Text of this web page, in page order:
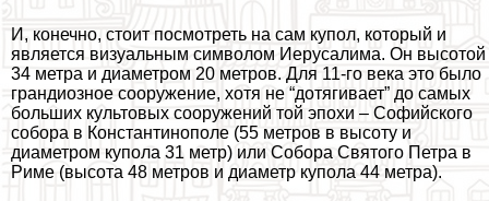
И, конечно, стоит посмотреть на сам купол, который и
является визуальным символом Иерусалима. Он высотой
34 метра и диаметром 20 метров. Для 11-го века это было
грандиозное сооружение, хотя не “дотягивает” до самых
больших культовых сооружений той эпохи – Софийского
собора в Константинополе (55 метров в высоту и
диаметром купола 31 метр) или Собора Святого Петра в
Риме (высота 48 метров и диаметр купола 44 метра).